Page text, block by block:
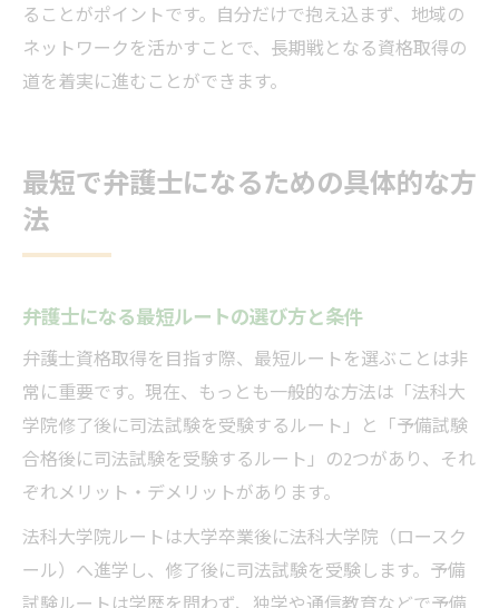
ることがポイントです。自分だけで抱え込まず、地域の
ネットワークを活かすことで、長期戦となる資格取得の
道を着実に進むことができます。
最短で弁護士になるための具体的な方
法
弁護士になる最短ルートの選び方と条件
弁護士資格取得を目指す際、最短ルートを選ぶことは非
常に重要です。現在、もっとも一般的な方法は「法科大
学院修了後に司法試験を受験するルート」と「予備試験
合格後に司法試験を受験するルート」の2つがあり、それ
ぞれメリット・デメリットがあります。
法科大学院ルートは大学卒業後に法科大学院（ロースク
ール）へ進学し、修了後に司法試験を受験します。予備